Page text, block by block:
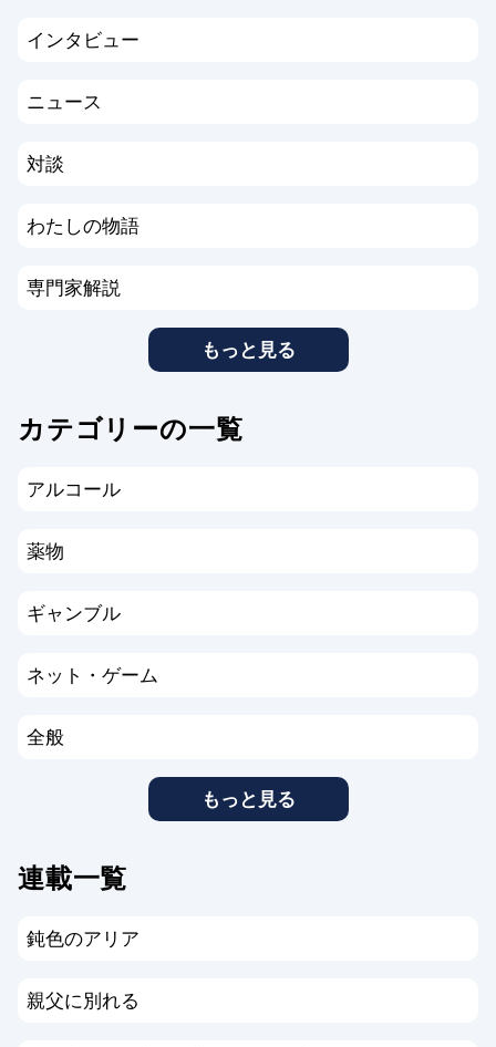
インタビュー
ニュース
対談
わたしの物語
専門家解説
もっと見る
カテゴリーの一覧
アルコール
薬物
ギャンブル
ネット・ゲーム
全般
もっと見る
連載一覧
鈍色のアリア
親父に別れる